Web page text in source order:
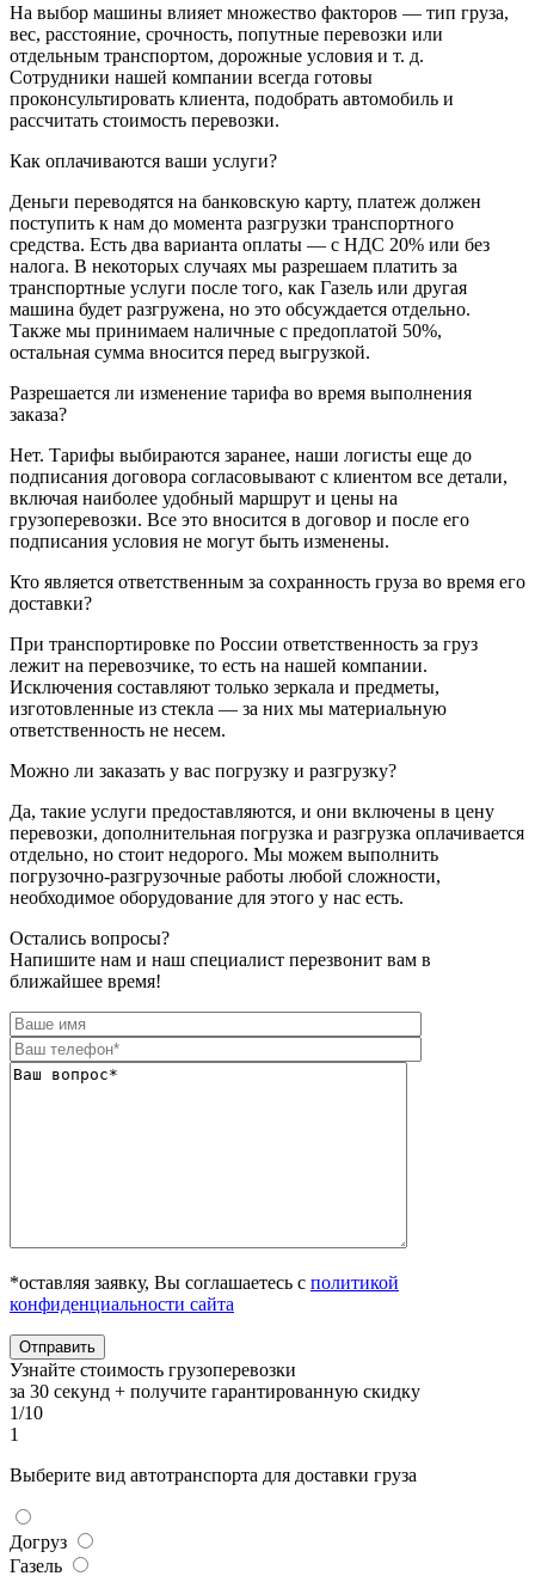
На выбор машины влияет множество факторов — тип груза,
вес, расстояние, срочность, попутные перевозки или
отдельным транспортом, дорожные условия и т. д.
Сотрудники нашей компании всегда готовы
проконсультировать клиента, подобрать автомобиль и
рассчитать стоимость перевозки.
Как оплачиваются ваши услуги?
Деньги переводятся на банковскую карту, платеж должен
поступить к нам до момента разгрузки транспортного
средства. Есть два варианта оплаты — с НДС 20% или без
налога. В некоторых случаях мы разрешаем платить за
транспортные услуги после того, как Газель или другая
машина будет разгружена, но это обсуждается отдельно.
Также мы принимаем наличные с предоплатой 50%,
остальная сумма вносится перед выгрузкой.
Разрешается ли изменение тарифа во время выполнения
заказа?
Нет. Тарифы выбираются заранее, наши логисты еще до
подписания договора согласовывают с клиентом все детали,
включая наиболее удобный маршрут и цены на
грузоперевозки. Все это вносится в договор и после его
подписания условия не могут быть изменены.
Кто является ответственным за сохранность груза во время его
доставки?
При транспортировке по России ответственность за груз
лежит на перевозчике, то есть на нашей компании.
Исключения составляют только зеркала и предметы,
изготовленные из стекла — за них мы материальную
ответственность не несем.
Можно ли заказать у вас погрузку и разгрузку?
Да, такие услуги предоставляются, и они включены в цену
перевозки, дополнительная погрузка и разгрузка оплачивается
отдельно, но стоит недорого. Мы можем выполнить
погрузочно-разгрузочные работы любой сложности,
необходимое оборудование для этого у нас есть.
Остались вопросы?
Напишите нам и наш специалист перезвонит вам в
ближайшее время!
*оставляя заявку, Вы соглашаетесь с политикой
конфиденциальности сайта
Узнайте стоимость грузоперевозки
за 30 секунд + получите гарантированную скидку
1/10
1
Выберите вид автотранспорта для доставки груза
Догруз
Газель